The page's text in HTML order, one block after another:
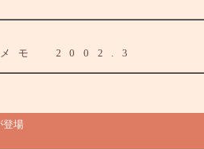
メモ 2002.3
登場